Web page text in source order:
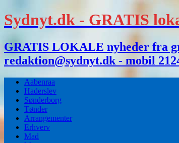
Sydnyt.dk - GRATIS
GRATIS LOKALE nyheder fra
redaktion@sydnyt.dk - mobil
Aabenraa
Haderslev
Sønderborg
Tønder
Arrangementer
Erhverv
Mad